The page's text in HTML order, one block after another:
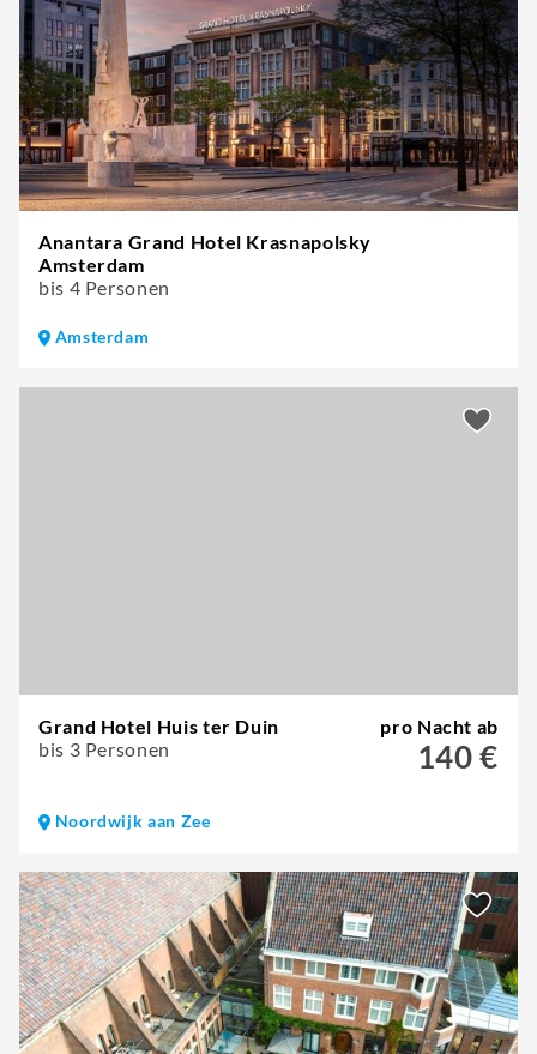
Anantara Grand Hotel Krasnapolsky
Amsterdam
bis 4 Personen
Amsterdam
Grand Hotel Huis ter Duin
bis 3 Personen
pro Nacht ab
140 €
Noordwijk aan Zee